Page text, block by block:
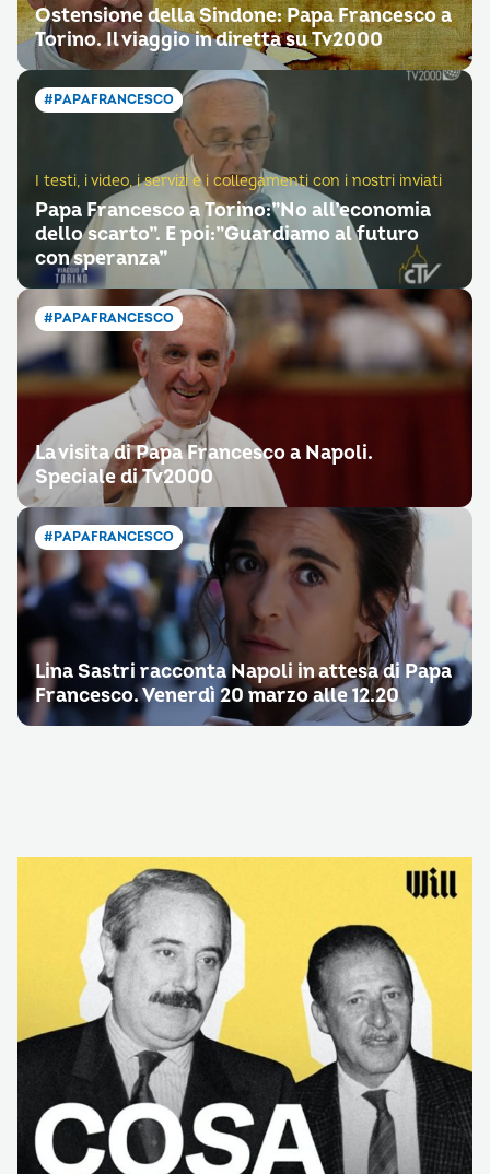
Ostensione della Sindone: Papa Francesco a
Torino. Il viaggio in diretta su Tv2000
#PAPAFRANCESCO
I testi, i video, i servizi e i collegamenti con i nostri inviati
Papa Francesco a Torino:”No all’economia
dello scarto”. E poi:”Guardiamo al futuro
con speranza”
#PAPAFRANCESCO
La visita di Papa Francesco a Napoli.
Speciale di Tv2000
#PAPAFRANCESCO
Lina Sastri racconta Napoli in attesa di Papa
Francesco. Venerdì 20 marzo alle 12.20